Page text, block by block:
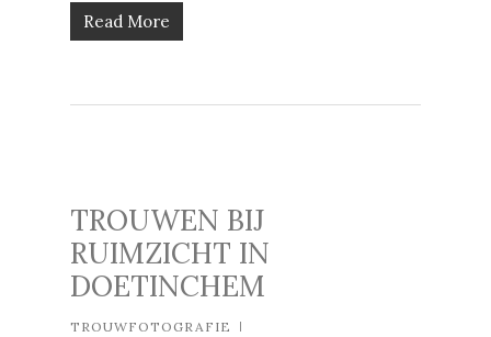
Read More
TROUWEN BIJ
RUIMZICHT IN
DOETINCHEM
TROUWFOTOGRAFIE